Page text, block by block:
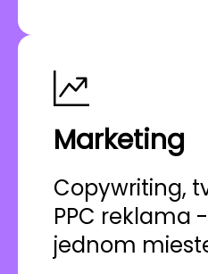
Marketing
Copywriting,
PPC reklama
jednom